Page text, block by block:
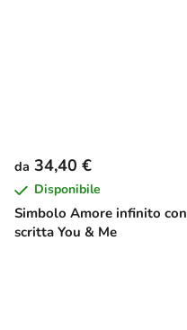
Simbolo Amore infinito con
scritta You & Me
da 34,40 €
Disponibile